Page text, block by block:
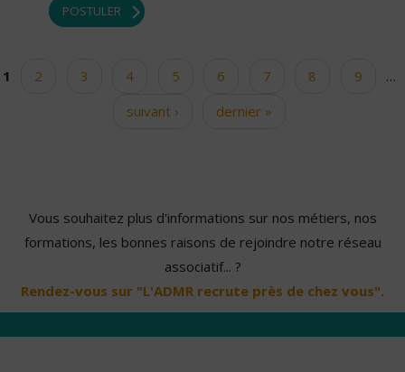
POSTULER
Pages
1 2 3 4 5 6 7 8 9
…
suivant ›
dernier »
Vous souhaitez plus d'informations sur nos métiers, nos
formations, les bonnes raisons de rejoindre notre réseau
associatif... ?
Rendez-vous sur "L'ADMR recrute près de chez vous".